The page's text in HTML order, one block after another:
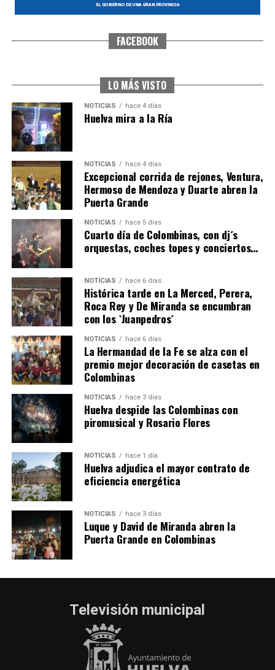
SEXTA CORRIDA DE LAS FIESTAS COLOMBINAS
6º DÍA DE LAS FIESTAS COLOMBINAS 2026
hace 3 días Huelvatv
QUINTA CORRIDA DE LAS FIESTAS COLOMBINAS
2026
hace 4 días· Huelvatv
FACEBOOK
LO MÁS VISTO
NOTICIAS hace 4 días
Huelva mira a la Ría
NOTICIAS hace 4 días
Excepcional corrida de rejones, Ventura,
Hermoso de Mendoza y Duarte abren la
Puerta Grande
NOTICIAS hace 5 días
Cuarto día de Colombinas, con dj´s
orquestas, coches topes y conciertos…
NOTICIAS hace 6 días
Histórica tarde en La Merced, Perera,
Roca Rey y De Miranda se encumbran
con los `Juanpedros´
NOTICIAS hace 6 días
La Hermandad de la Fe se alza con el
premio mejor decoración de casetas en
Colombinas
NOTICIAS hace 3 días
Huelva despide las Colombinas con
piromusical y Rosario Flores
NOTICIAS hace 1 día
Huelva adjudica el mayor contrato de
eficiencia energética
NOTICIAS hace 3 días
Luque y David de Miranda abren la
Puerta Grande en Colombinas
Televisión municipal